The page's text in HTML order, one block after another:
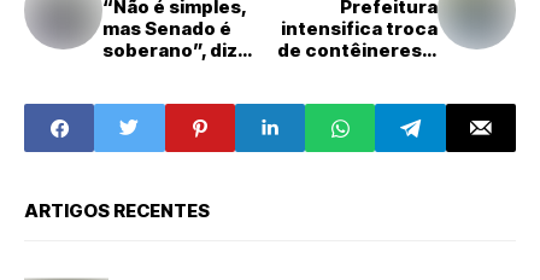
“Não é simples,
mas Senado é
soberano”, diz
Prefeitura
intensifica troca
de contêineres e
Santa Bárbara
d'Oeste
ARTIGOS RECENTES